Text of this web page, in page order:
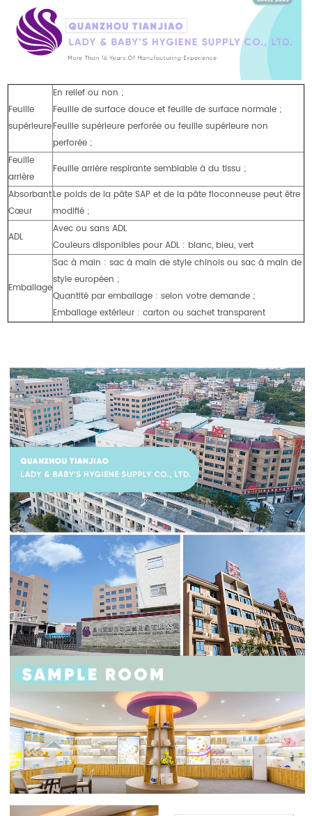
Feuille
supérieure
En relief ou non ;
Feuille de surface douce et feuille de surface normale ;
Feuille supérieure perforée ou feuille supérieure non
perforée ;
Feuille
arrière
Feuille arrière respirante semblable à du tissu ;
Absorbant
Cœur
Le poids de la pâte SAP et de la pâte floconneuse peut être
modifié ;
ADL
Avec ou sans ADL
Couleurs disponibles pour ADL : blanc, bleu, vert
Emballage
Sac à main : sac à main de style chinois ou sac à main de
style européen ;
Quantité par emballage : selon votre demande ;
Emballage extérieur : carton ou sachet transparent